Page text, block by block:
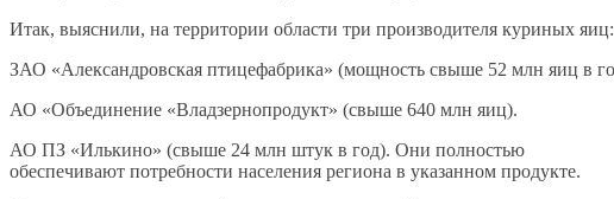
Итак, выяснили, на территории области три производителя куриных яиц:
ЗАО «Александровская птицефабрика» (мощность свыше 52 млн яиц в
АО «Объединение «Владзернопродукт» (свыше 640 млн яиц).
АО ПЗ «Илькино» (свыше 24 млн штук в год). Они полностью
обеспечивают потребности населения региона в указанном продукте.